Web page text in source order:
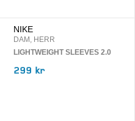
NIKE
DAM, HERR
LIGHTWEIGHT SLEEVES 2.0
299 kr